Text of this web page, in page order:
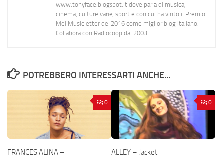
www.tonyface.blogspot.it dove parla di musica,
cinema, culture varie, sport e con cui ha vinto il Premio
Mei Musicletter del 2016 come miglior blog italiano.
Collabora con Radiocoop dal 2003.
POTREBBERO INTERESSARTI ANCHE...
0
FRANCES ALINA –
0
ALLEY – Jacket